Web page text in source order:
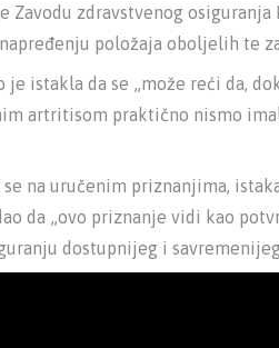
zdravstvenog
položaja oboljelih
istakla da se „može reći da,
artritisom praktično nismo
na uručenim priznanjima,
da „ovo priznanje vidi kao
dostupnijeg i